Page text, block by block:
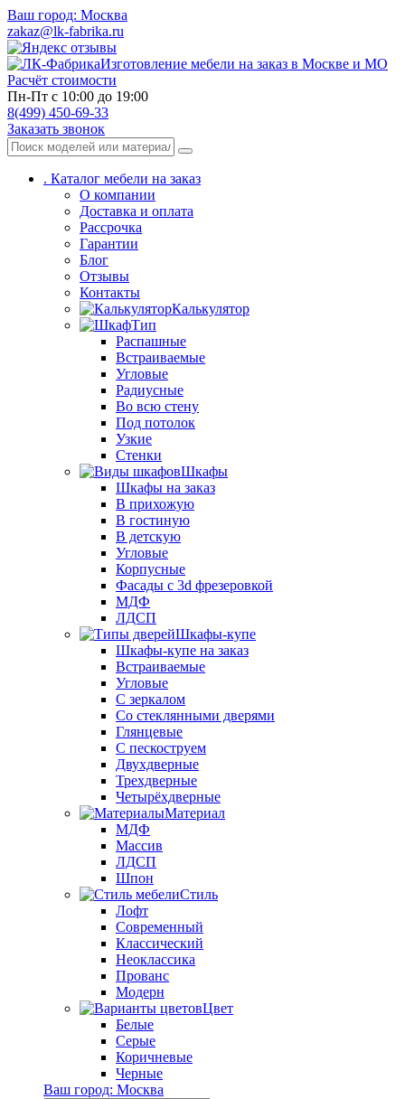
Ваш город: Москва
zakaz@lk-fabrika.ru
Изготовление мебели на заказ в Москве и МО
Расчёт стоимости
Пн-Пт с 10:00 до 19:00
8(499) 450-69-33
Заказать звонок
. Каталог мебели на заказ
О компании
Доставка и оплата
Рассрочка
Гарантии
Блог
Отзывы
Контакты
Калькулятор
Тип
Распашные
Встраиваемые
Угловые
Радиусные
Во всю стену
Под потолок
Узкие
Стенки
Шкафы
Шкафы на заказ
В прихожую
В гостиную
В детскую
Угловые
Корпусные
Фасады с 3d фрезеровкой
МДФ
ЛДСП
Шкафы-купе
Шкафы-купе на заказ
Встраиваемые
Угловые
С зеркалом
Со стеклянными дверями
Глянцевые
С пескоструем
Двухдверные
Трехдверные
Четырёхдверные
Материал
МДФ
Массив
ЛДСП
Шпон
Стиль
Лофт
Современный
Классический
Неоклассика
Прованс
Модерн
Цвет
Белые
Серые
Коричневые
Черные
Ваш город: Москва